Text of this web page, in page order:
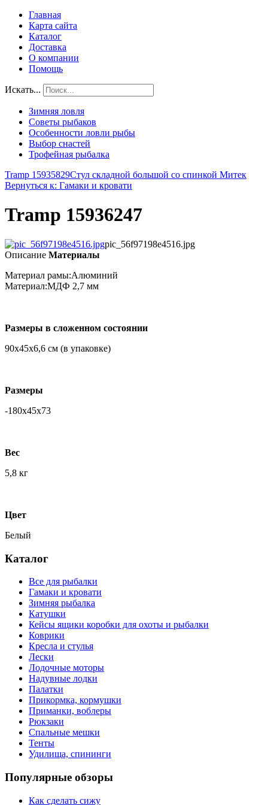
Главная
Карта сайта
Каталог
Доставка
О компании
Помощь
Искать...
Зимняя ловля
Советы рыбаков
Особенности ловли рыбы
Выбор снастей
Трофейная рыбалка
Tramp 15935829Стул складной большой со спинкой Митек
Вернуться к: Гамаки и кровати
Tramp 15936247
pic_56f97198e4516.jpg
Описание Материалы
Материал рамы:Алюминий
Материал:МДФ 2,7 мм
Размеры в сложенном состоянии
90х45х6,6 см (в упаковке)
Размеры
-180х45х73
Вес
5,8 кг
Цвет
Белый
Каталог
Все для рыбалки
Гамаки и кровати
Зимняя рыбалка
Катушки
Кейсы ящики коробки для охоты и рыбалки
Коврики
Кресла и стулья
Лески
Лодочные моторы
Надувные лодки
Палатки
Прикормка, кормушки
Приманки, воблеры
Рюкзаки
Спальные мешки
Тенты
Удилища, спининги
Популярные обзоры
Как сделать сижу